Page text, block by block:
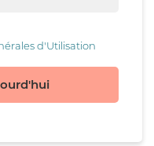
d'Utilisation